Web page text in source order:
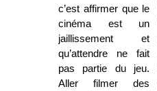
c’est affirmer que le
cinéma est un
jaillissement et
qu’attendre ne fait
pas partie du jeu.
Aller filmer des